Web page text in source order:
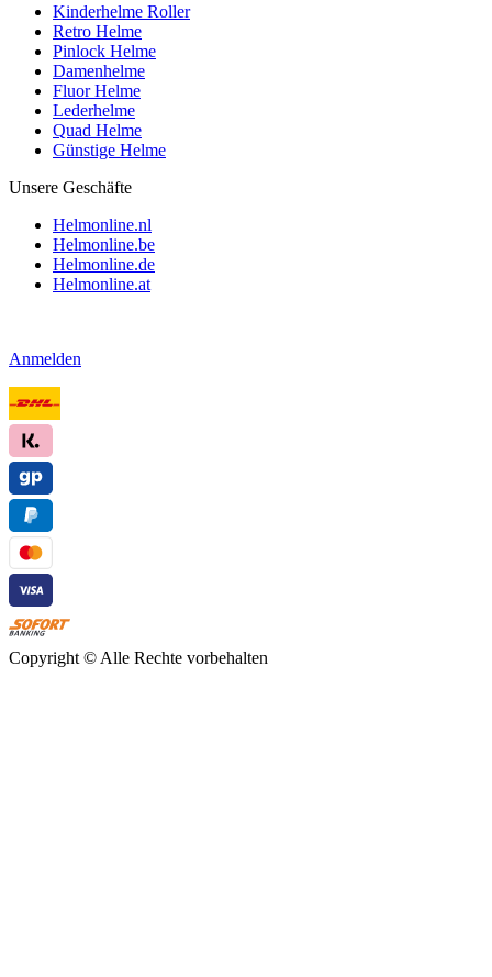
Kinderhelme Roller
Retro Helme
Pinlock Helme
Damenhelme
Fluor Helme
Lederhelme
Quad Helme
Günstige Helme
Unsere Geschäfte
Helmonline.nl
Helmonline.be
Helmonline.de
Helmonline.at
Anmelden
Copyright © Alle Rechte vorbehalten